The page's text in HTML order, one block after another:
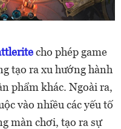
cho phép game
tạo ra xu hướng hành
phẩm khác. Ngoài ra,
vào nhiều các yếu tố
màn chơi, tạo ra sự